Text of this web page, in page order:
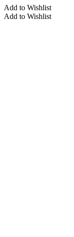
Add to Wishlist
Add to Wishlist